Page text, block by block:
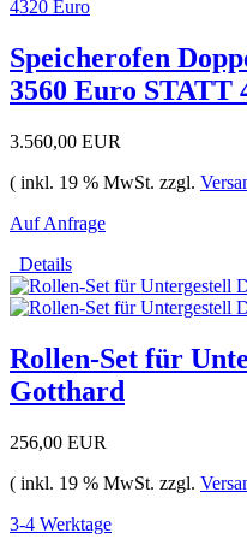
Speicherofen
3560 Euro STATT
3.560,00 EUR
( inkl. 19 % MwSt. zzgl.
Auf Anfrage
Details
Rollen-Set für
Gotthard
256,00 EUR
( inkl. 19 % MwSt. zzgl.
3-4 Werktage